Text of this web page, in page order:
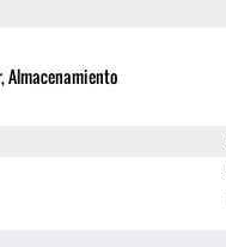
Almacenamiento